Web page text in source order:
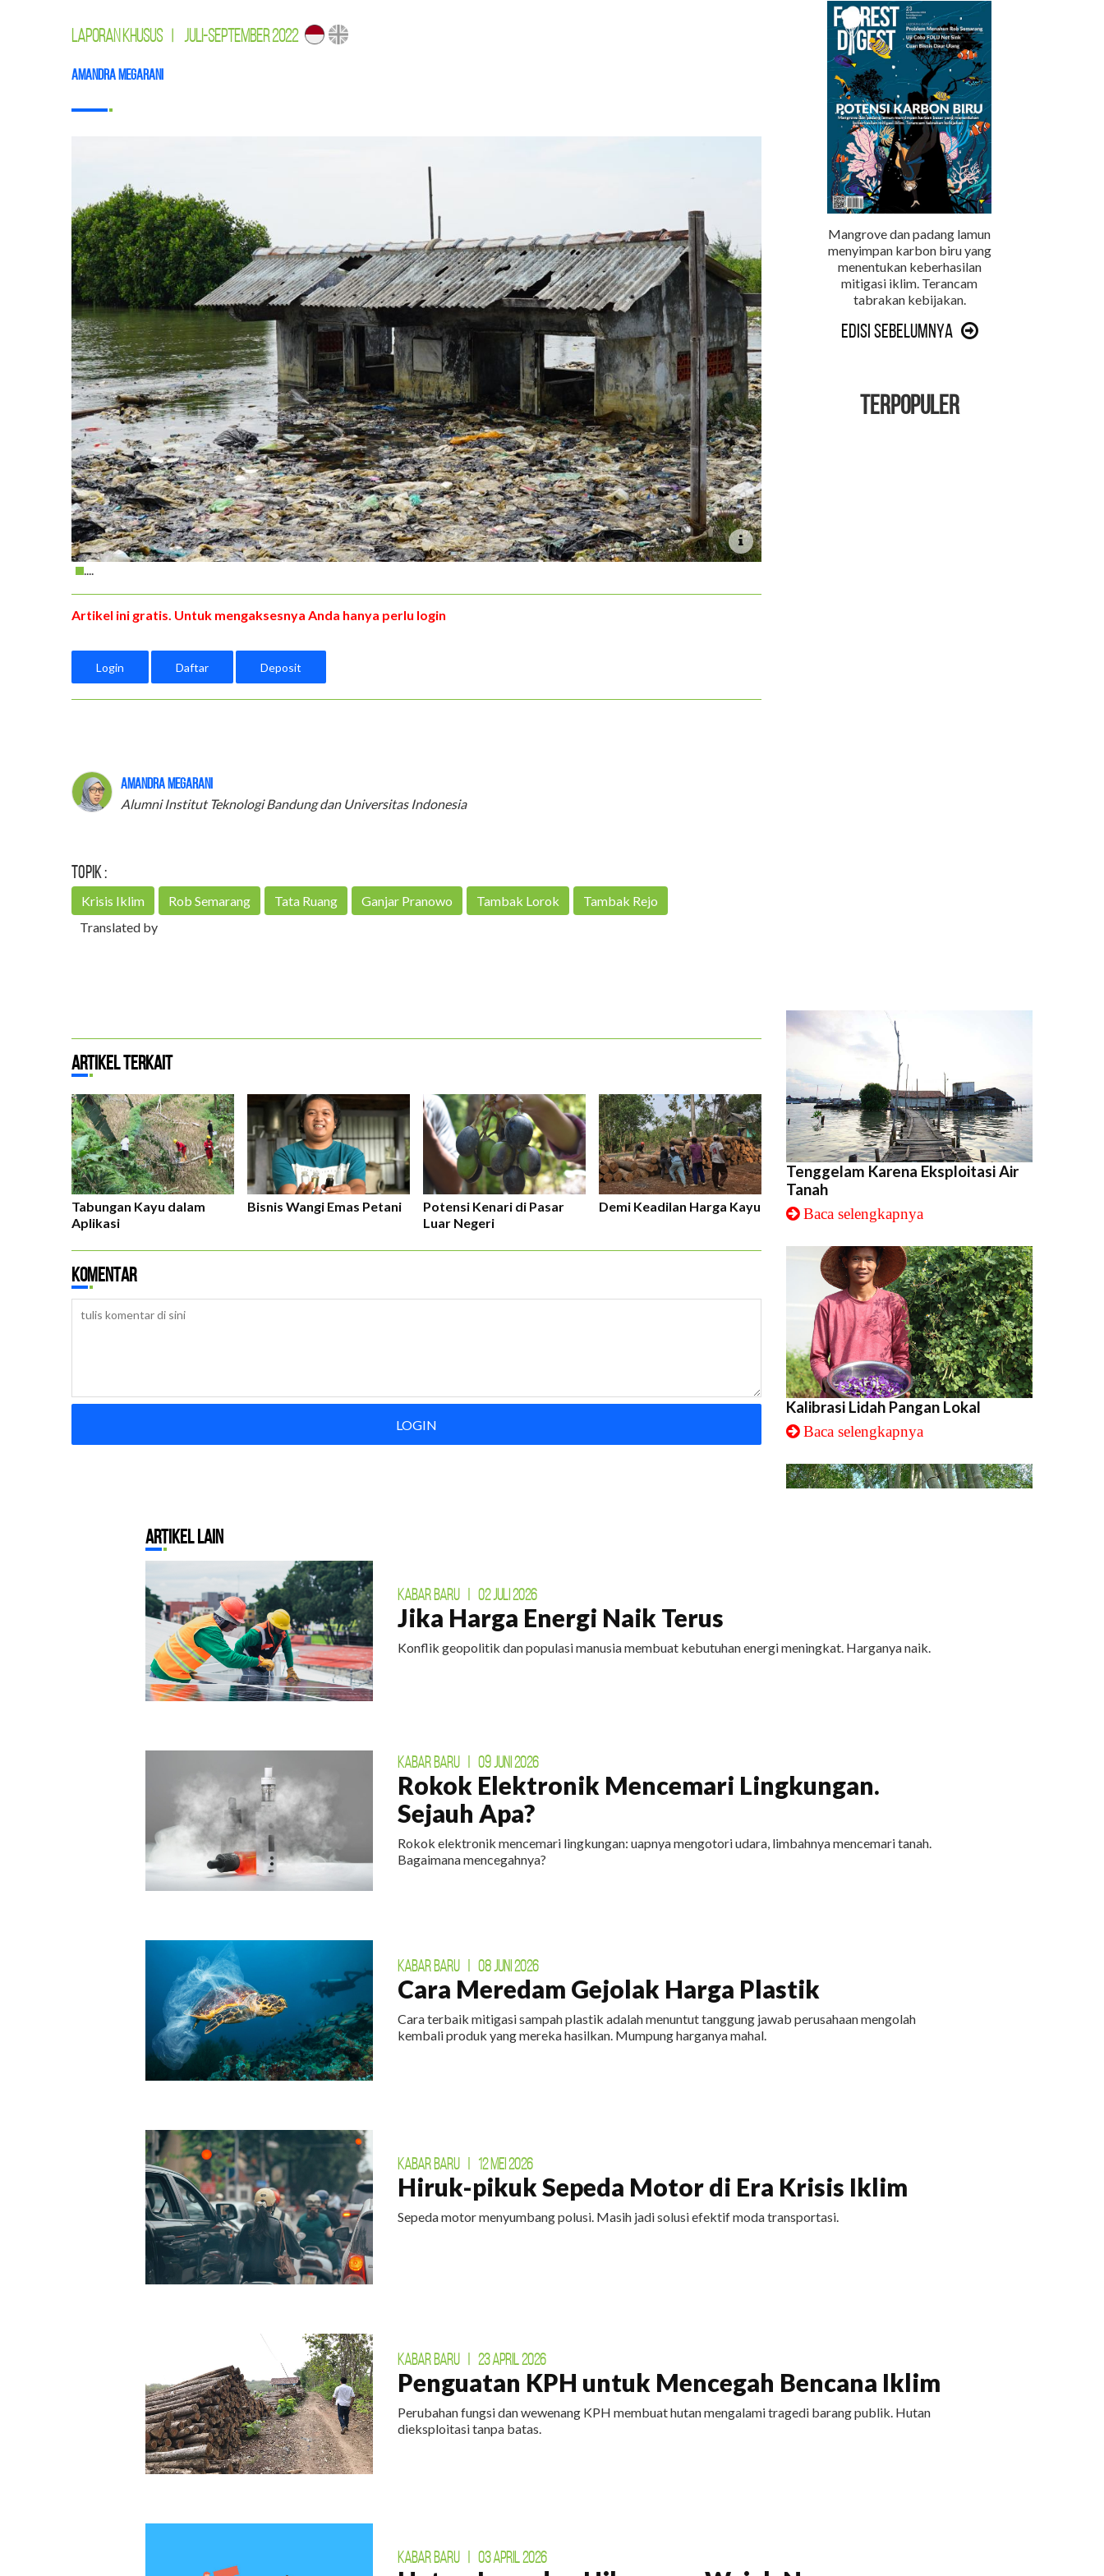
LAPORAN KHUSUS JULI-SEPTEMBER 2022
Amandra Megarani
....
Artikel ini gratis. Untuk mengaksesnya Anda hanya perlu login
Login Daftar Deposit
Amandra Megarani
Alumni Institut Teknologi Bandung dan Universitas Indonesia
Topik :
Krisis Iklim Rob Semarang Tata Ruang Ganjar Pranowo Tambak Lorok
Tambak Rejo
Translated by
Artikel Terkait
Tabungan Kayu dalam
Aplikasi
Bisnis Wangi Emas Petani
Potensi Kenari di Pasar
Luar Negeri
Demi Keadilan Harga Kayu
Komentar
LOGIN
Mangrove dan padang lamun
menyimpan karbon biru yang
menentukan keberhasilan
mitigasi iklim. Terancam
tabrakan kebijakan.
Edisi Sebelumnya
TERPOPULER
Tenggelam Karena Eksploitasi Air
Tanah
Baca selengkapnya
Kalibrasi Lidah Pangan Lokal
Baca selengkapnya
Baca selengkapnya
Artikel Lain
KABAR BARU 02 JULI 2026
Jika Harga Energi Naik Terus
Konflik geopolitik dan populasi manusia membuat kebutuhan energi meningkat. Harganya naik.
KABAR BARU 09 JUNI 2026
Rokok Elektronik Mencemari Lingkungan.
Sejauh Apa?
Rokok elektronik mencemari lingkungan: uapnya mengotori udara, limbahnya mencemari tanah.
Bagaimana mencegahnya?
KABAR BARU | 08 JUNI 2026
Cara Meredam Gejolak Harga Plastik
Cara terbaik mitigasi sampah plastik adalah menuntut tanggung jawab perusahaan mengolah
kembali produk yang mereka hasilkan. Mumpung harganya mahal.
KABAR BARU | 12 MEI 2026
Hiruk-pikuk Sepeda Motor di Era Krisis Iklim
Sepeda motor menyumbang polusi. Masih jadi solusi efektif moda transportasi.
KABAR BARU 23 APRIL 2026
Penguatan KPH untuk Mencegah Bencana Iklim
Perubahan fungsi dan wewenang KPH membuat hutan mengalami tragedi barang publik. Hutan
dieksploitasi tanpa batas.
KABAR BARU 03 APRIL 2026